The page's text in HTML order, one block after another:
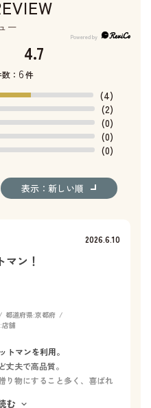
ー
4.7
： 6件
(4)
(2)
(0)
(0)
(0)
表示：新しい順
2026.6.10
ン！
都道府県:京都府
店舗
トマンを利用。
夫で高品質。
り物にすること多く、喜ばれ
む